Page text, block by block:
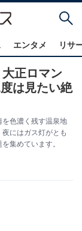
エンタメ リサ
正ロマン
は見たい絶
色濃く残す温泉地
にはガス灯がとも
集めています。